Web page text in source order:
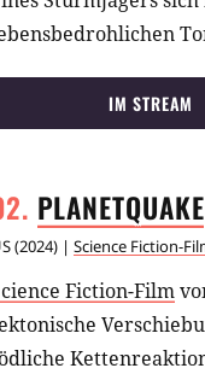
IM STREAM
PLANETQUAKE
(2024) | Science Fiction-
Fiction-Film